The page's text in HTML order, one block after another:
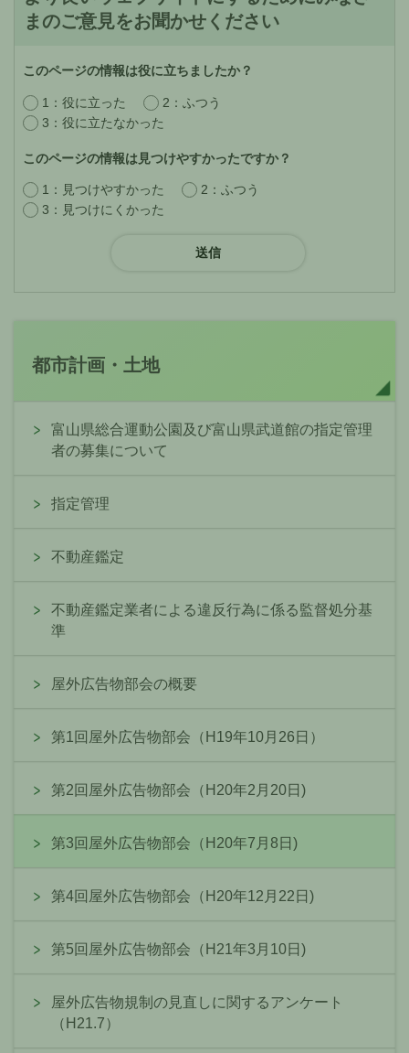
まのご意見をお聞かせください
このページの情報は役に立ちましたか？
1：役に立った
2：ふつう
3：役に立たなかった
このページの情報は見つけやすかったですか？
1：見つけやすかった
2：ふつう
3：見つけにくかった
都市計画・土地
富山県総合運動公園及び富山県武道館の指定管理
者の募集について
指定管理
不動産鑑定
不動産鑑定業者による違反行為に係る監督処分基
準
屋外広告物部会の概要
第1回屋外広告物部会（H19年10月26日）
第2回屋外広告物部会（H20年2月20日)
第3回屋外広告物部会（H20年7月8日)
第4回屋外広告物部会（H20年12月22日)
第5回屋外広告物部会（H21年3月10日)
屋外広告物規制の見直しに関するアンケート
（H21.7）